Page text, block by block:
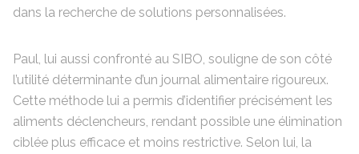
dans la recherche de solutions personnalisées.
Paul, lui aussi confronté au SIBO, souligne de son côté
l’utilité déterminante d’un journal alimentaire rigoureux.
Cette méthode lui a permis d’identifier précisément les
aliments déclencheurs, rendant possible une élimination
ciblée plus efficace et moins restrictive. Selon lui, la